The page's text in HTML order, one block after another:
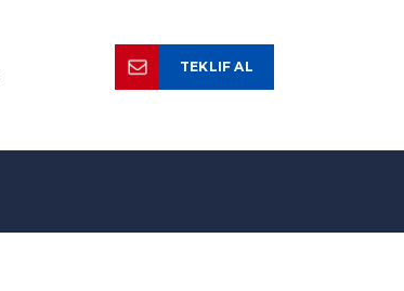
TEKLIF AL